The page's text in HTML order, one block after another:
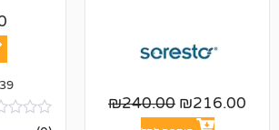
₪240.00